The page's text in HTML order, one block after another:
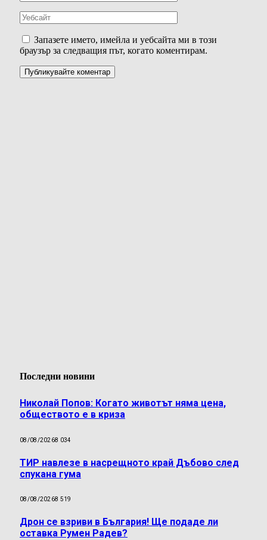
Запазете името, имейла и уебсайта ми в този
браузър за следващия път, когато коментирам.
Последни новини
Николай Попов: Когато животът няма цена,
обществото е в криза
08/08/20268 034
ТИР навлезе в насрещното край Дъбово след
спукана гума
08/08/20268 519
Дрон се взриви в България! Ще подаде ли
оставка Румен Радев?